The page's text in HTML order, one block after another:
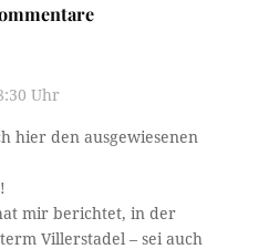
Uhr
hier den ausgewiesenen
mir berichtet, in der
Villerstadel – sei auch